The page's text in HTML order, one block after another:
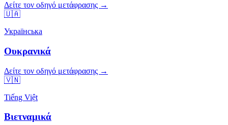
Δείτε τον οδηγό μετάφρασης →
🇺🇦
Українська
Ουκρανικά
Δείτε τον οδηγό μετάφρασης →
🇻🇳
Tiếng Việt
Βιετναμικά